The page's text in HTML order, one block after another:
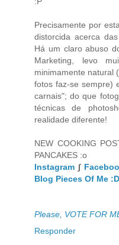
Precisamente por
distorcida acerca
Há um claro abuso
Marketing, levo
minimamente natural
fotos faz-se sempre)
carnais"; do que
técnicas de
realidade diferente!
NEW COOKING
PANCAKES :o
Instagram ∫
Blog Pieces Of Me :D
Please, VOTE FOR
Responder